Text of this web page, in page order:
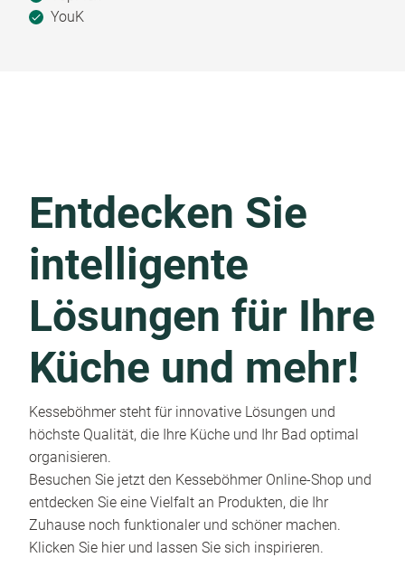
YouK
Entdecken Sie
intelligente
Lösungen für Ihre
Küche und mehr!
Kesseböhmer steht für innovative Lösungen und
höchste Qualität, die Ihre Küche und Ihr Bad optimal
organisieren.
Besuchen Sie jetzt den Kesseböhmer Online-Shop und
entdecken Sie eine Vielfalt an Produkten, die Ihr
Zuhause noch funktionaler und schöner machen.
Klicken Sie hier und lassen Sie sich inspirieren.